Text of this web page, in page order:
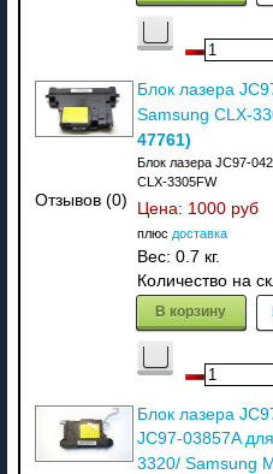
Отзывов (0)
Блок лазера
Samsung CLX-
47761)
Блок лазера JC97-
CLX-3305FW
Цена: 1000 руб
плюс доставка
Вес: 0.7 кг.
Количество на
В корзину
Блок лазера
JC97-03857A
3320/ Samsung